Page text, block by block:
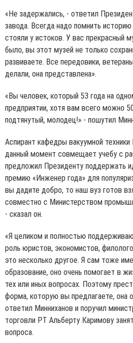
«Не задержались, - ответил
завода. Всегда надо помнить
стояли у истоков. У вас прекрасный
было, вы этот музей не только
развиваете. Все передовики,
делали, она представлена».
«Вы человек, который 53 года на
предприятии, хотя вам всего можно
подтянутый, молодец!» - пошутил
Аспирант кафедры вакуумной
данный момент совмещает учебу с
предложил Президенту поддержать
премию «Инженер года» для
вы дадите добро, то наш вуз готов
совместно с Министерством
- сказал он.
«Я целиком и полностью
роль юристов, экономистов,
это несколько другое. Я сам тоже
образование, оно очень помогает в
тех или иных вопросах. Поэтому
форма, которую вы предлагаете, она
ответил Минниханов и поручил
торговли РТ Альберту Каримову
вопроса.